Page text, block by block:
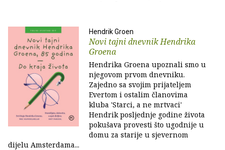
Hendrik Groen
Novi tajni dnevnik Hendrika
Groena
Hendrika Groena upoznali smo u
njegovom prvom dnevniku.
Zajedno sa svojim prijateljem
Evertom i ostalim članovima
kluba 'Starci, a ne mrtvaci'
Hendrik posljednje godine života
pokušava provesti što ugodnije u
domu za starije u sjevernom
dijelu Amsterdama...